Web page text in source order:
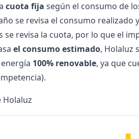
cuota fija según el consumo de
se revisa el consumo realizado
se revisa la cuota, por lo que el
el consumo estimado, Holaluz
100% renovable, ya que
Holaluz